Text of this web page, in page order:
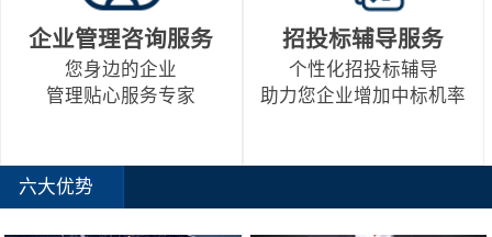
企业管理咨询服务
您身边的企业
管理贴心服务专家
招投标辅导服务
个性化招投标辅导
助力您企业增加中标机率
六大优势